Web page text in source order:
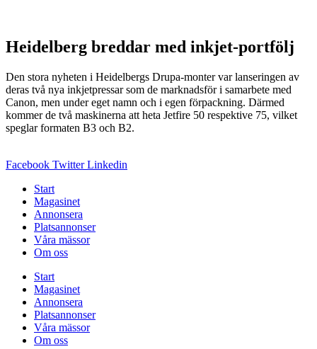
Heidelberg breddar med inkjet-portfölj
Den stora nyheten i Heidelbergs Drupa-monter var lanseringen av
deras två nya inkjetpressar som de marknadsför i samarbete med
Canon, men under eget namn och i egen förpackning. Därmed
kommer de två maskinerna att heta Jetfire 50 respektive 75, vilket
speglar formaten B3 och B2.
Facebook Twitter Linkedin
Start
Magasinet
Annonsera
Platsannonser
Våra mässor
Om oss
Start
Magasinet
Annonsera
Platsannonser
Våra mässor
Om oss